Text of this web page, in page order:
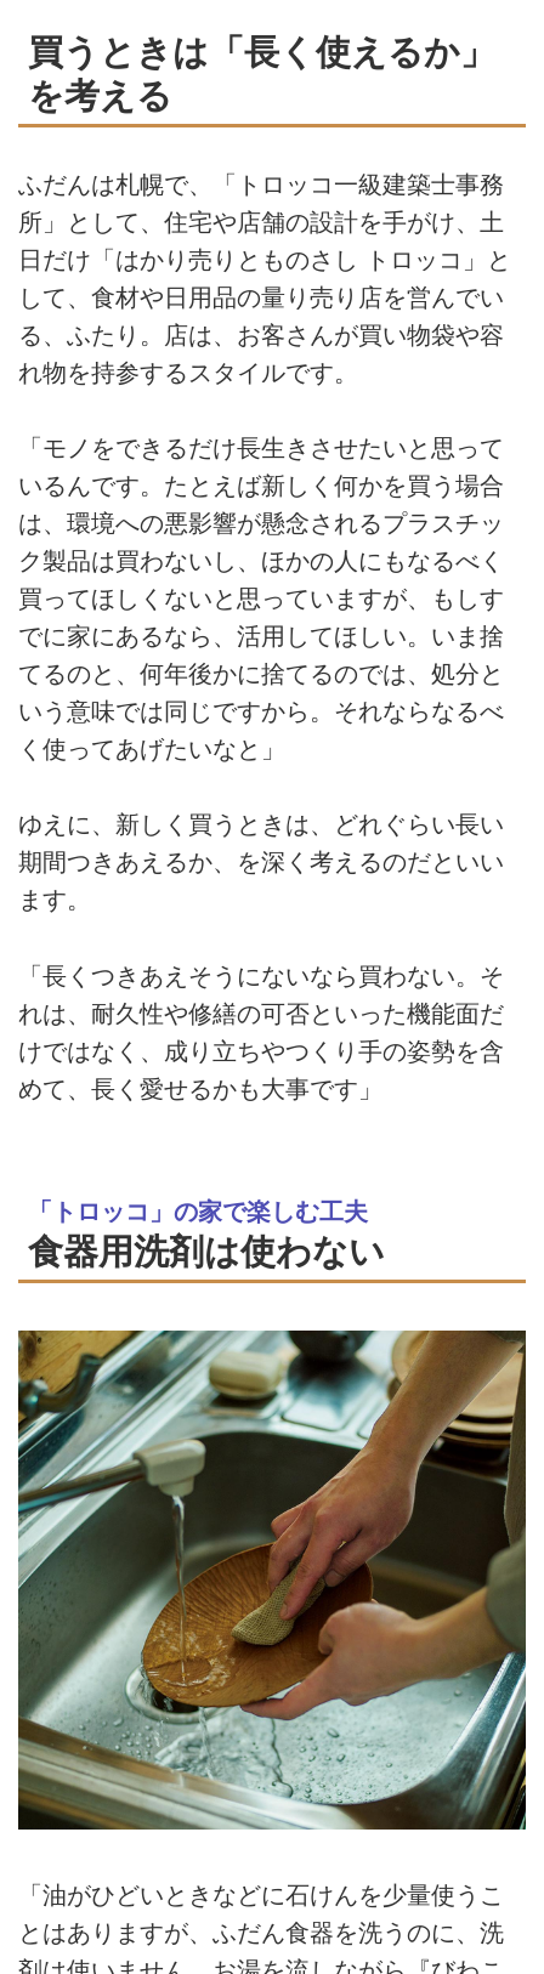
買うときは「長く使えるか」
を考える
ふだんは札幌で、「トロッコ一級建築士事務
所」として、住宅や店舗の設計を手がけ、土
日だけ「はかり売りとものさし トロッコ」と
して、食材や日用品の量り売り店を営んでい
る、ふたり。店は、お客さんが買い物袋や容
れ物を持参するスタイルです。
「モノをできるだけ長生きさせたいと思って
いるんです。たとえば新しく何かを買う場合
は、環境への悪影響が懸念されるプラスチッ
ク製品は買わないし、ほかの人にもなるべく
買ってほしくないと思っていますが、もしす
でに家にあるなら、活用してほしい。いま捨
てるのと、何年後かに捨てるのでは、処分と
いう意味では同じですから。それならなるべ
く使ってあげたいなと」
ゆえに、新しく買うときは、どれぐらい長い
期間つきあえるか、を深く考えるのだといい
ます。
「長くつきあえそうにないなら買わない。そ
れは、耐久性や修繕の可否といった機能面だ
けではなく、成り立ちやつくり手の姿勢を含
めて、長く愛せるかも大事です」
「トロッコ」の家で楽しむ工夫
食器用洗剤は使わない
「油がひどいときなどに石けんを少量使うこ
とはありますが、ふだん食器を洗うのに、洗